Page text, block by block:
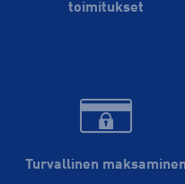
toimitukset
Turvallinen maksaminen